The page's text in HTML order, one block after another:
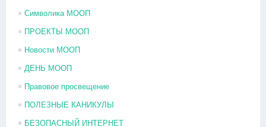
Символика МООП
ПРОЕКТЫ МООП
Новости МООП
ДЕНЬ МООП
Правовое просвещение
ПОЛЕЗНЫЕ КАНИКУЛЫ
БЕЗОПАСНЫЙ ИНТЕРНЕТ